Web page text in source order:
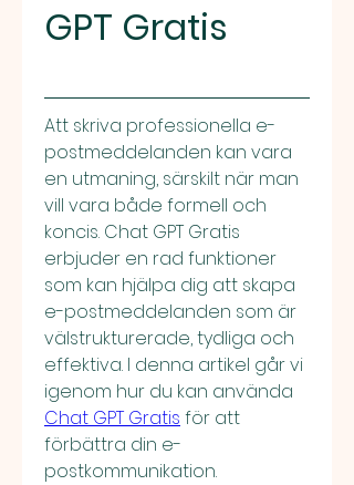
GPT Gratis
Att skriva professionella e-
postmeddelanden kan vara
en utmaning, särskilt när man
vill vara både formell och
koncis. Chat GPT Gratis
erbjuder en rad funktioner
som kan hjälpa dig att skapa
e-postmeddelanden som är
välstrukturerade, tydliga och
effektiva. I denna artikel går vi
Chat GPT Gratis för att
förbättra din e-
postkommunikation.